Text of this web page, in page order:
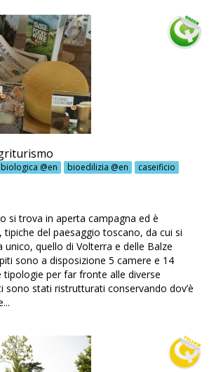
locali @en
@en
@en
@en
locali @en
shampoo @en
salata @en
@en
@en bioedilizia @en
caseificio
si trova in aperta campagna ed è
del paesaggio toscano, da cui si
unico, quello di Volterra e delle Balze
sono a disposizione 5 camere e 14
tipologie per far fronte alle diverse
sono stati ristrutturati conservando dov’è